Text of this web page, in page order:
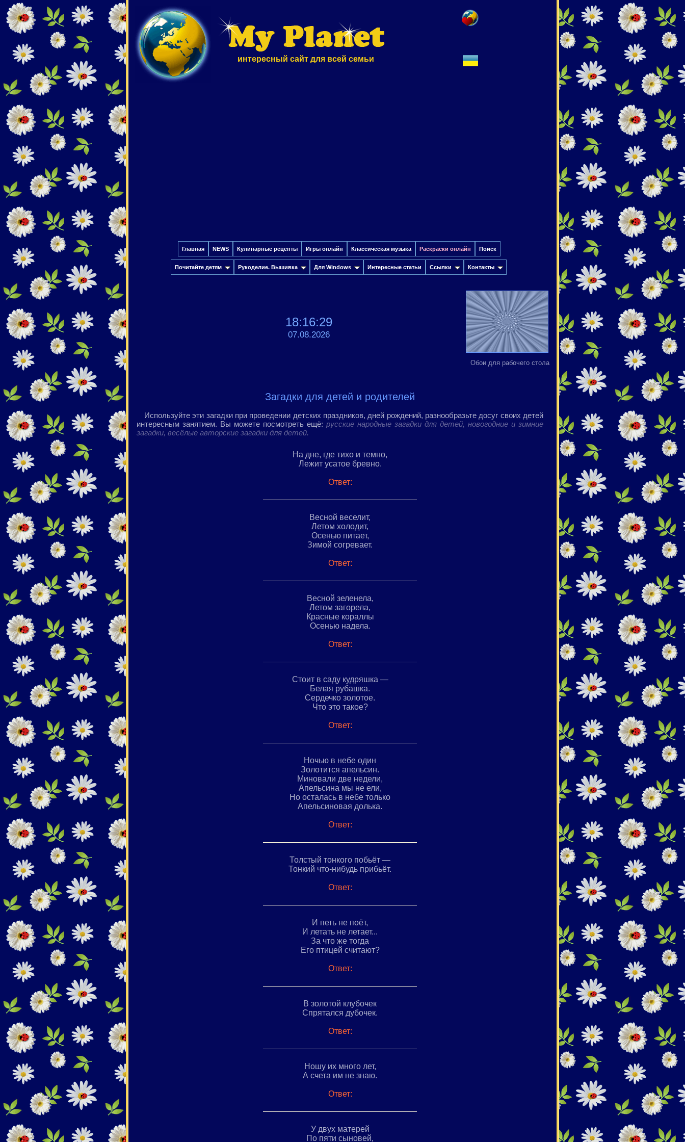
интересный сайт для всей семьи
Главная NEWS Кулинарные рецепты Игры онлайн Классическая музыка Раскраски онлайн Поиск
Почитайте детям Рукоделие. Вышивка Для Windows Интересные cтатьи Ссылки Контакты
18:16:30
07.08.2026
Обои для рабочего стола
Загадки для детей и родителей
Используйте эти загадки при проведении детских праздников, дней рождений, разнообразьте досуг своих детей
интересным занятием. Вы можете посмотреть ещё: русские народные загадки для детей, новогодние и зимние
загадки, весёлые авторские загадки для детей.
На дне, где тихо и темно,
Лежит усатое бревно.
Ответ:
Весной веселит,
Летом холодит,
Осенью питает,
Зимой согревает.
Ответ:
Весной зеленела,
Летом загорела,
Красные кораллы
Осенью надела.
Ответ:
Стоит в саду кудряшка —
Белая рубашка.
Сердечко золотое.
Что это такое?
Ответ:
Ночью в небе один
Золотится апельсин.
Миновали две недели,
Апельсина мы не ели,
Но осталась в небе только
Апельсиновая долька.
Ответ:
Толстый тонкого побьёт —
Тонкий что-нибудь прибьёт.
Ответ:
И петь не поёт,
И летать не летает...
За что же тогда
Его птицей считают?
Ответ:
В золотой клубочек
Спрятался дубочек.
Ответ:
Ношу их много лет,
А счета им не знаю.
Ответ:
У двух матерей
По пяти сыновей,